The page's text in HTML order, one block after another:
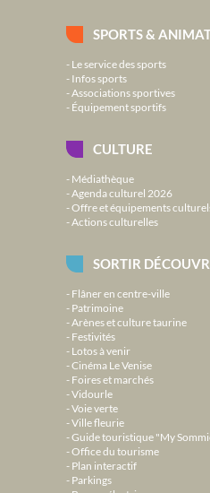
SPORTS &
Le service des sports
Infos sports
Associations sportives
Équipement sportifs
CULTURE
Médiathèque
Agenda culturel 2026
Offre et équipements
Actions culturelles
SORTIR
Flâner en centre-ville
Patrimoine
Arènes et culture taurine
Festivités
Lotos à venir
Cinéma Le Venise
Foires et marchés
Vidourle
Voie verte
Ville fleurie
Guide touristique "My
Office du tourisme
Plan interactif
Parkings